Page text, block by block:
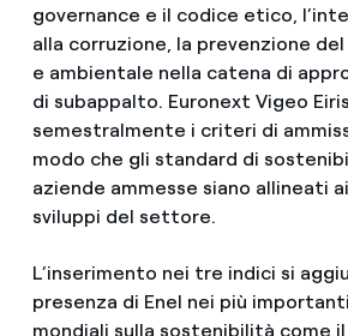
governance e il codice etico,
alla corruzione, la prevenzione
e ambientale nella catena di
di subappalto. Euronext Vigeo
semestralmente i criteri di
modo che gli standard di
aziende ammesse siano allineati
sviluppi del settore.
L’inserimento nei tre indici si
presenza di Enel nei più
mondiali sulla sostenibilità come il